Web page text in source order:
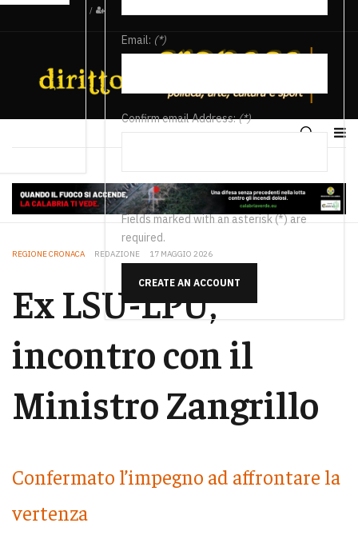
/
Email: (*)
Confirm email Address:(*)
Fields marked with an asterisk (*) are
required.
CREATE AN ACCOUNT
REGIONE CRONACA REDAZIONE 17 MAGGIO 2026
Ex LSU-LPU,
incontro con il
Ministro Zangrillo
Confermato l’impegno ad affrontare la
vertenza